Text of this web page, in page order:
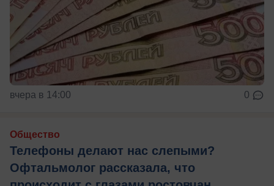
вчера в 14:00 0
Общество
Телефоны делают нас слепыми?
Офтальмолог рассказала, что